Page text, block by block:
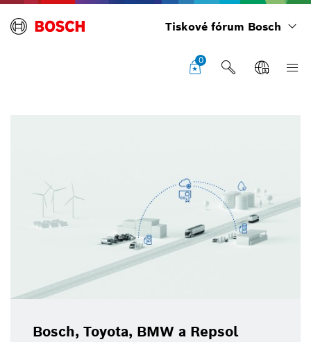
Tiskové fórum Bosch
0
Bosch, Toyota, BMW a Repsol